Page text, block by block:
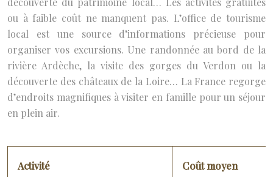
ou à faible coût ne manquent pas. L’office de tourisme
local est une source d’informations précieuse pour
organiser vos excursions. Une randonnée au bord de la
rivière Ardèche, la visite des gorges du Verdon ou la
découverte des châteaux de la Loire… La France regorge
d’endroits magnifiques à visiter en famille pour un séjour
en plein air.
Activité Coût moyen